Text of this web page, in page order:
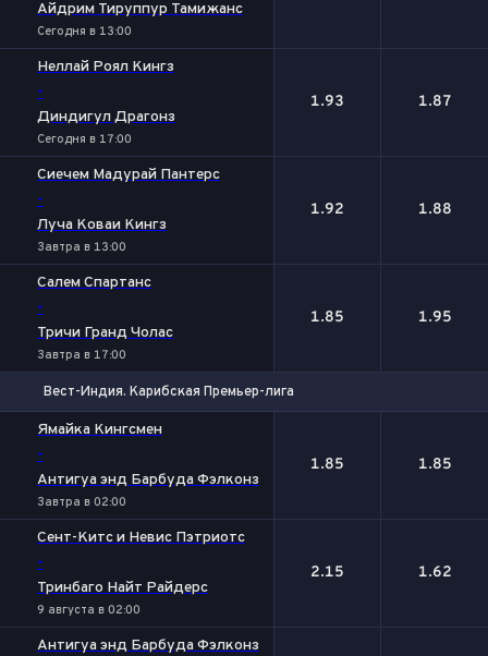
Айдрим Тируппур Тамижанс
Сегодня в 13:00
Неллай Роял Кингз
-
Диндигул Драгонз
Сегодня в 17:00
1.93 1.87
Сиечем Мадурай Пантерс
-
Луча Коваи Кингз
Завтра в 13:00
1.92 1.88
Салем Спартанс
-
Тричи Гранд Чолас
Завтра в 17:00
1.85 1.95
Вест-Индия. Карибская Премьер-лига
Ямайка Кингсмен
-
Антигуа энд Барбуда Фэлконз
Завтра в 02:00
1.85 1.85
Сент-Китс и Невис Пэтриотс
-
Тринбаго Найт Райдерс
9 августа в 02:00
2.15 1.62
Антигуа энд Барбуда Фэлконз